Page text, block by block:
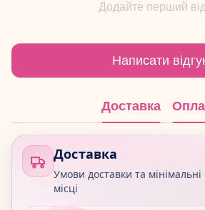
Додайте перший
Написати
Доставка
Доставка
Умови доставки та
місці